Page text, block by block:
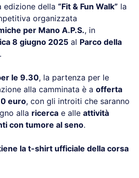
edizione della “Fit & Fun Walk” la
organizzata
per Mano A.P.S., in
8 giugno 2025 al Parco della
.
le 9.30, la partenza per le
alla camminata è a offerta
euro, con gli introiti che saranno
alla ricerca e alle attività
con tumore al seno.
la t-shirt ufficiale della corsa